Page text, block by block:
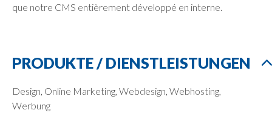
que notre CMS entièrement développé en interne.
PRODUKTE / DIENSTLEISTUNGEN
Design, Online Marketing, Webdesign, Webhosting,
Werbung